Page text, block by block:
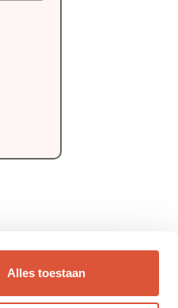
Alles toestaan